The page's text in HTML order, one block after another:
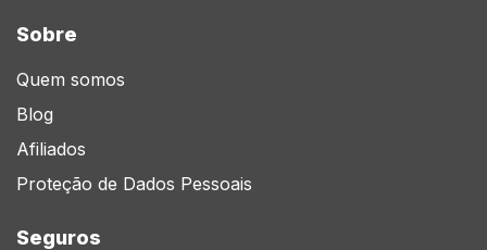
Sobre
Quem somos
Blog
Afiliados
Proteção de Dados Pessoais
Seguros